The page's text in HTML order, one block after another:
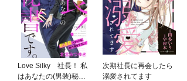
Love Silky 社長！ 私
はあなたの(男装)秘書
次期社長に再会したら
溺愛されてます